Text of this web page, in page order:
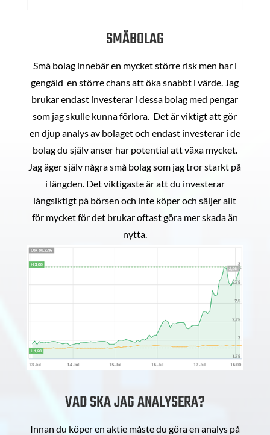
SMÅBOLAG
Små bolag innebär en mycket större risk men har i
gengäld en större chans att öka snabbt i värde. Jag
brukar endast investerar i dessa bolag med pengar
som jag skulle kunna förlora. Det är viktigt att gör
en djup analys av bolaget och endast investerar i de
bolag du själv anser har potential att växa mycket.
Jag äger själv några små bolag som jag tror starkt på
i längden. Det viktigaste är att du investerar
långsiktigt på börsen och inte köper och säljer allt
för mycket för det brukar oftast göra mer skada än
nytta.
VAD SKA JAG ANALYSERA?
Innan du köper en aktie måste du göra en analys på